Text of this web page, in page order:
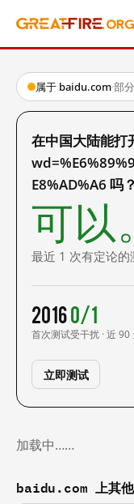
属于 baidu.com·部
在中国大陆能
E8%AD%A6 吗？
可以。
最近 1 次有定论的
2016
首次测试
0/1
受干扰 · 近 90
立即测试
加载中……
baidu.com 上其他